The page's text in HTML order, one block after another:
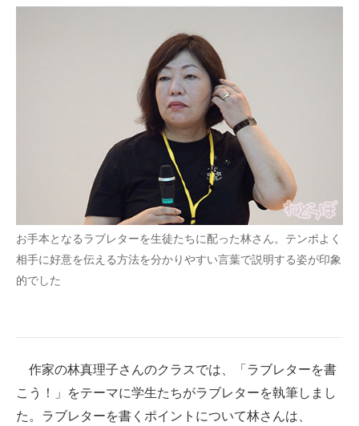
お手本となるラブレターを生徒たちに配った林さん。テンポよく
相手に好意を伝える方法を分かりやすい言葉で説明する姿が印象
的でした
作家の林真理子さんのクラスでは、「ラブレターを書
こう！」をテーマに学生たちがラブレターを執筆しまし
た。ラブレターを書くポイントについて林さんは、